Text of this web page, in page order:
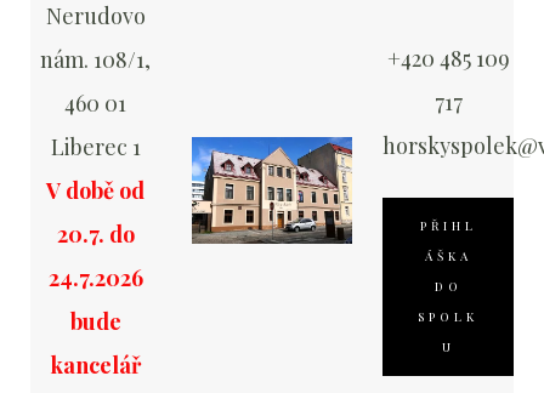
Nerudovo
nám. 108/1,
460 01
Liberec 1
V době od
20.7. do
24.7.2026
bude
kancelář
+420 485 109
717
PŘIHL
ÁŠKA
DO
SPOLK
U